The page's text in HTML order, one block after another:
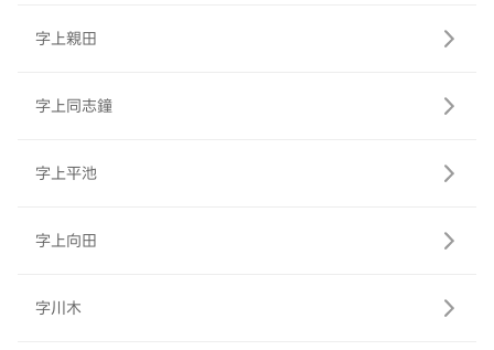
字上親田
字上同志鐘
字上平池
字上向田
字川木